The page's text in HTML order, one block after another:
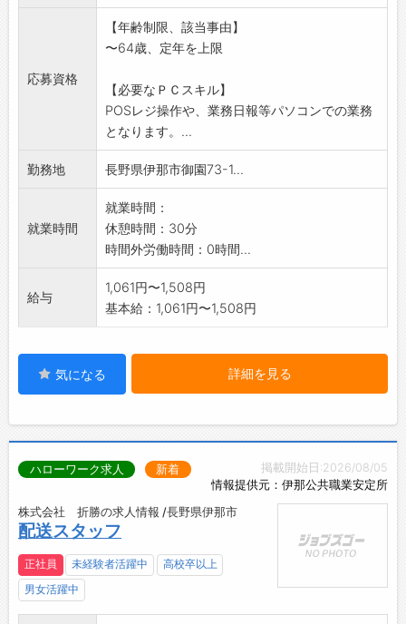
ッフの特権。
「ありがとう」の一言や笑顔が、毎日の仕事の
励みになります。
しょう。
一緒にお店を盛り上げてくれる方、お待ちして
います!
業務の変更範囲:変更なし
応募資格
【年齢制限、該当事由】
〜64歳、定年を上限
【必要なＰＣスキル】
POSレジ操作や、業務日報等パソコンでの業務
となります。...
勤務地 長野県伊那市御園73-1...
就業時間
就業時間：
休憩時間：30分
時間外労働時間：0時間...
給与
1,061円〜1,508円
基本給：1,061円〜1,508円
気になる 詳細を見る
掲載開始日:2026/08/05
情報提供元：伊那公共職業安定所
ハローワーク求人 新着
株式会社 折勝の求人情報 /長野県伊那市
配送スタッフ
正社員 未経験者活躍中
高校卒以上
男女活躍中